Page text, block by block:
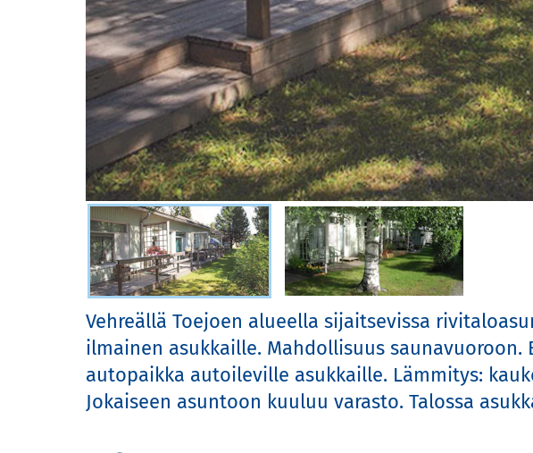
Valitse kuva
Vehreällä Toejoen alueella sijaitsevissa
ilmainen asukkaille. Mahdollisuus
autopaikka autoileville asukkaille. Lämmitys:
Jokaiseen asuntoon kuuluu varasto. Talossa